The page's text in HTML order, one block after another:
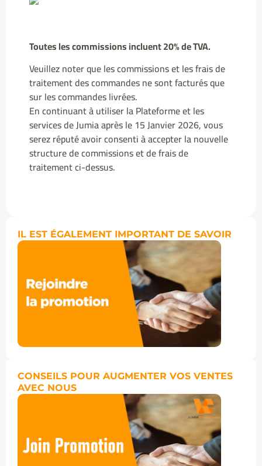
Toutes les commissions incluent 20% de TVA.
Veuillez noter que les commissions et les frais de
traitement des commandes ne sont facturés que
sur les commandes livrées.
En continuant à utiliser la Plateforme et les
services de Jumia après le 15 Janvier 2026, vous
serez réputé avoir consenti à accepter la nouvelle
structure de commissions et de frais de
traitement ci-dessus.
IL EST ÉGALEMENT IMPORTANT DE SAVOIR
CONSEILS POUR AUGMENTER VOS VENTES
AVEC NOUS